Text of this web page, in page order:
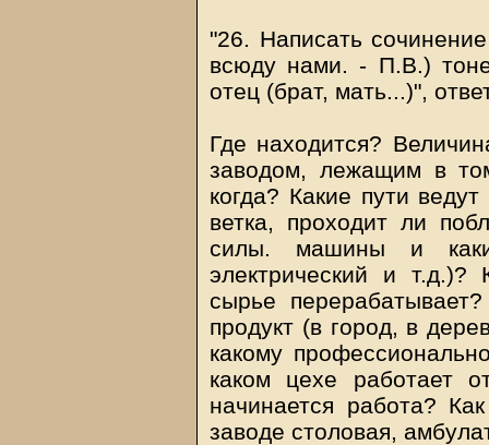
"26. Написать
всюду нами. - П.В.)
отец (брат, мать...)",
Где находится?
заводом, лежащим в
когда? Какие пути
ветка, проходит ли
силы. машины и
электрический и т.д.)?
сырье
продукт (в город, в
какому
каком цехе работает
начинается работа?
заводе столовая,